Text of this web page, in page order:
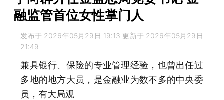
融监管首位女性掌门人
发布于 2026年05月29日 19:13 更新于 2026年05月29日
21:49
兼具银行、保险的专业管理经验，也曾出任过
多地的地方大员，是金融业为数不多的中央委
员，有大局观